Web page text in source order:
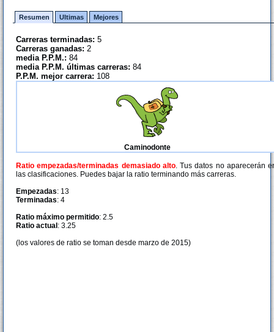
Resumen Ultimas Mejores
Carreras terminadas: 5
Carreras ganadas: 2
media P.P.M.: 84
media P.P.M. últimas carreras: 84
P.P.M. mejor carrera: 108
Caminodonte
Ratio empezadas/terminadas demasiado alto. Tus datos no aparecerán
las clasificaciones. Puedes bajar la ratio terminando más carreras.
Empezadas: 13
Terminadas: 4
Ratio máximo permitido: 2.5
Ratio actual : 3.25
(los valores de ratio se toman desde marzo de 2015)